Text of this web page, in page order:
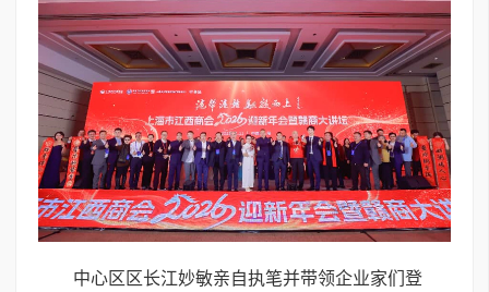
中心区区长江妙敏亲自执笔并带领企业家们登